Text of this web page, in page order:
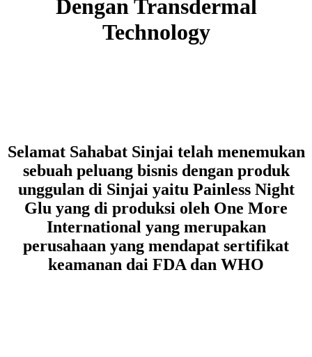
Dengan Transdermal
Technology
Selamat Sahabat Sinjai telah menemukan
sebuah peluang bisnis dengan produk
unggulan di Sinjai yaitu Painless Night
Glu yang di produksi oleh One More
International yang merupakan
perusahaan yang mendapat sertifikat
keamanan dai FDA dan WHO